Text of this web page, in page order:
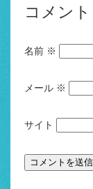
コメント
名前 ※
メール ※
サイト